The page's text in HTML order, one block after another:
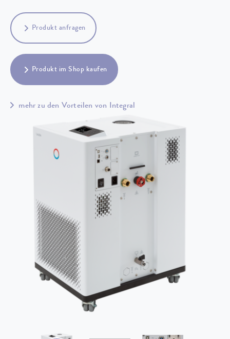
Produkt anfragen
Produkt im Shop kaufen
mehr zu den Vorteilen von Integral